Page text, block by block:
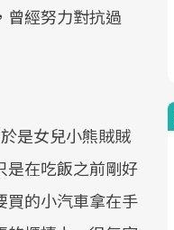
曾經努力對抗過
是女兒小熊賊賊
是在吃飯之前剛好
買的小汽車拿在手
的重要起點。